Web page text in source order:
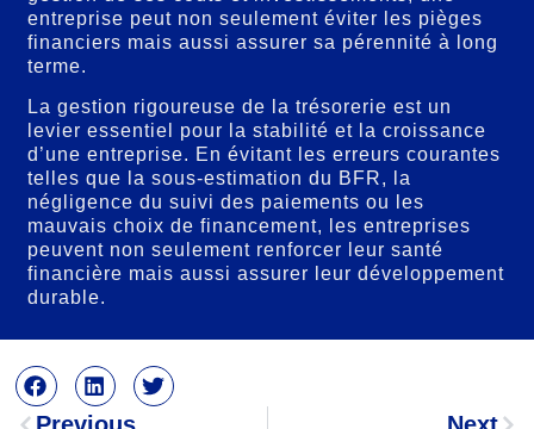
entreprise peut non seulement éviter les pièges
financiers mais aussi assurer sa pérennité à long
terme.
La gestion rigoureuse de la trésorerie est un
levier essentiel pour la stabilité et la croissance
d’une entreprise. En évitant les erreurs courantes
telles que la sous-estimation du BFR, la
négligence du suivi des paiements ou les
mauvais choix de financement, les entreprises
peuvent non seulement renforcer leur santé
financière mais aussi assurer leur développement
durable.